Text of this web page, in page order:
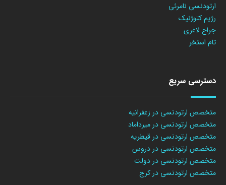
ارتودنسی نامرئی
رژیم کتوژنیک
جراح لاغری
تام استخر
دسترسی سریع
متخصص ارتودنسی در زعفرانیه
متخصص ارتودنسی در میرداماد
متخصص ارتودنسی در قیطریه
متخصص ارتودنسی در دروس
متخصص ارتودنسی در دولت
متخصص ارتودنسی در کرج